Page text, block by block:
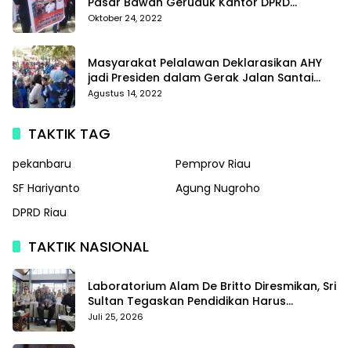
Pekanbaru
Oktober 24, 2022
Masyarakat Pelalawan Deklarasikan AHY
jadi Presiden dalam Gerak Jalan Santai
Partai Demokrat
Agustus 14, 2022
TAKTIK TAG
pekanbaru
Pemprov Riau
SF Hariyanto
Agung Nugroho
DPRD Riau
TAKTIK NASIONAL
Laboratorium Alam De Britto Diresmikan, Sri
Sultan Tegaskan Pendidikan Harus
Membentuk Karakter
Juli 25, 2026